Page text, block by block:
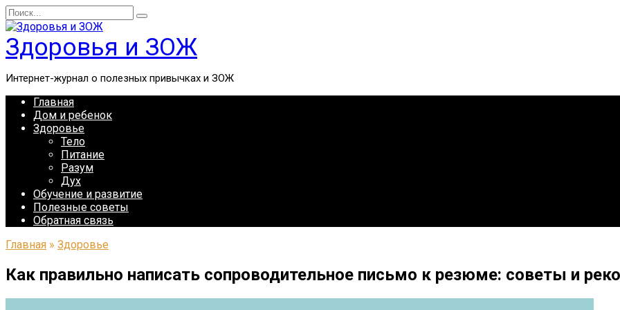
Перейти
к
содержанию
Search
for:
Здоровья и ЗОЖ
Интернет-журнал о полезных привычках и ЗОЖ
Главная
Дом и ребенок
Здоровье
Тело
Питание
Разум
Дух
Обучение и развитие
Полезные советы
Обратная связь
Главная » Здоровье
Как правильно написать сопроводительное письмо к резюме: советы и